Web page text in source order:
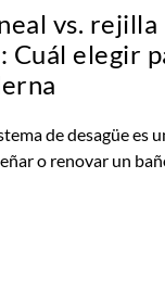
vs. rejilla
Cuál elegir
de desagüe es
o renovar un